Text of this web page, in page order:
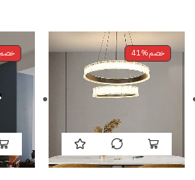
خصم41% خصم